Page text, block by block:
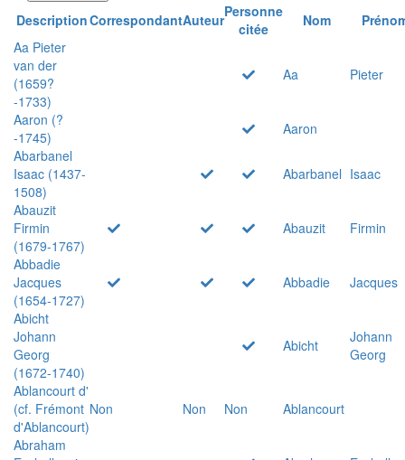
DescriptionCorrespondantAuteurPersonne
citée
Nom
Aa Pieter
van der
(1659?
-1733)
Aa Pieter
Aaron (?
-1745)
Aaron
Abarbanel
Isaac (1437-
1508)
Abarbanel Isaac
Abauzit
Firmin
(1679-1767)
Abauzit
Firmin
Abbadie
Jacques
(1654-1727)
Abbadie
Jacques
Abicht
Johann
Georg
(1672-1740)
Abicht
Johann
Georg
Ablancourt d'
(cf. Frémont
d'Ablancourt)
Non Non Non
Ablancourt
Abraham